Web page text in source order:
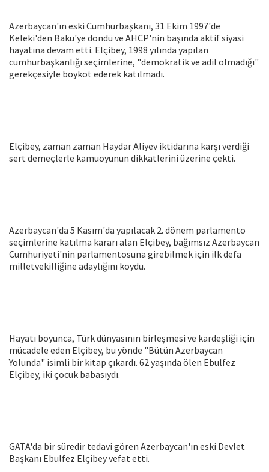
Azerbaycan'ın eski Cumhurbaşkanı, 31 Ekim 1997'de
Keleki'den Bakü'ye döndü ve AHCP'nin başında aktif siyasi
hayatına devam etti. Elçibey, 1998 yılında yapılan
cumhurbaşkanlığı seçimlerine, "demokratik ve adil olmadığı"
gerekçesiyle boykot ederek katılmadı.
Elçibey, zaman zaman Haydar Aliyev iktidarına karşı verdiği
sert demeçlerle kamuoyunun dikkatlerini üzerine çekti.
Azerbaycan'da 5 Kasım'da yapılacak 2. dönem parlamento
seçimlerine katılma kararı alan Elçibey, bağımsız Azerbaycan
Cumhuriyeti'nin parlamentosuna girebilmek için ilk defa
milletvekilliğine adaylığını koydu.
Hayatı boyunca, Türk dünyasının birleşmesi ve kardeşliği için
mücadele eden Elçibey, bu yönde "Bütün Azerbaycan
Yolunda" isimli bir kitap çıkardı. 62 yaşında ölen Ebulfez
Elçibey, iki çocuk babasıydı.
GATA'da bir süredir tedavi gören Azerbaycan'ın eski Devlet
Başkanı Ebulfez Elçibey vefat etti.